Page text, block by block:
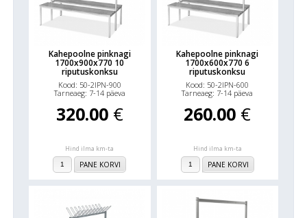
Kahepoolne pinknagi
1700x900x770 10
riputuskonksu
Kood: 50-2IPN-900
Tarneaeg: 7-14 päeva
320.00 €
Hind ilma km-ta
PANE KORVI
Kahepoolne pinknagi
1700x600x770 6
riputuskonksu
Kood: 50-2IPN-600
Tarneaeg: 7-14 päeva
260.00 €
Hind ilma km-ta
PANE KORVI